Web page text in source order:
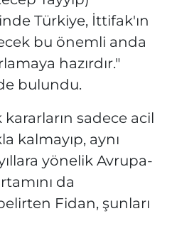
Türkiye, İttifak'ın
bu önemli anda
hazırdır."
bulundu.
sadece acil
kalmayıp, aynı
yönelik Avrupa-
da
Fidan, şunları